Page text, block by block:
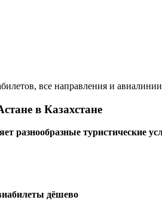
все направления и
в Казахстане
разнообразные туристические
дёшево